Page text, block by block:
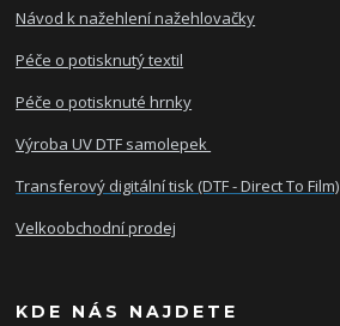
Návod k nažehlení nažehlovačky
Péče o potisknutý textil
Péče o potisknuté hrnky
Výroba UV DTF samolepek
Transferový digitální tisk (DTF - Direct To Film)
Velkoobchodní prodej
KDE NÁS NAJDETE